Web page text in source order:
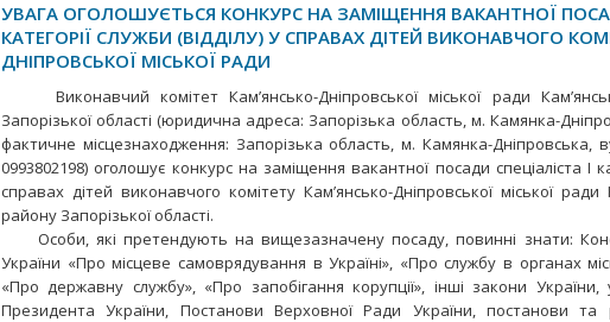
УВАГА ОГОЛОШУЄТЬСЯ КОНКУРС НА ЗАМІЩЕННЯ ВАКАНТНОЇ
КАТЕГОРІЇ СЛУЖБИ (ВІДДІЛУ) У СПРАВАХ ДІТЕЙ ВИКОНАВЧОГО
ДНІПРОВСЬКОЇ МІСЬКОЇ РАДИ
Виконавчий комітет Кам’янсько-Дніпровської міської ради
Запорізької області (юридична адреса: Запорізька область, м. Камянка-
фактичне місцезнаходження: Запорізька область, м. Камянка-Дніпровська,
0993802198) оголошує конкурс на заміщення вакантної посади спеціаліста І
справах дітей виконавчого комітету Камʼянсько-Дніпровської міської ради
району Запорізької області.
Особи, які претендують на вищезазначену посаду, повинні знати:
України «Про місцеве самоврядування в Україні», «Про службу в органах
«Про державну службу», «Про запобігання корупції», інші закони
Президента України, Постанови Верховної Ради України, постанови та